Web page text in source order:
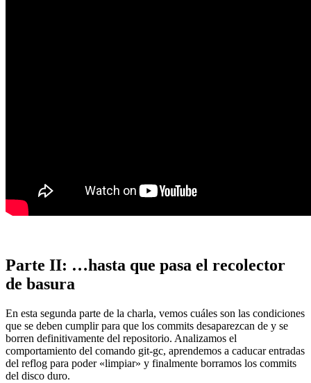
Parte II: …hasta que pasa el recolector
de basura
En esta segunda parte de la charla, vemos cuáles son las condiciones
que se deben cumplir para que los commits desaparezcan de y se
borren definitivamente del repositorio. Analizamos el
comportamiento del comando git-gc, aprendemos a caducar entradas
del reflog para poder «limpiar» y finalmente borramos los commits
del disco duro.